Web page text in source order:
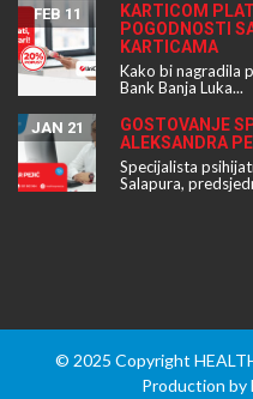
KARTICOM
POGODNOSTI
KARTICAMA
FEB 11
Kako bi nagradila
Bank Banja Luka...
GOSTOVANJE
ALEKSANDRA
JAN 21
Specijalista
Salapura,
© 2025 Copyright
Production by